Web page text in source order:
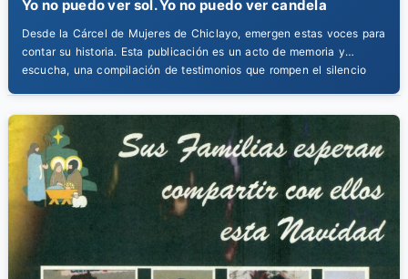
Yo no puedo ver sol. Yo no puedo ver candela
Desde la Cárcel de Mujeres de Chiclayo, emergen estas voces para
contar su historia. Esta publicación es un acto de memoria y
escucha, una compilación de testimonios que rompen el silencio